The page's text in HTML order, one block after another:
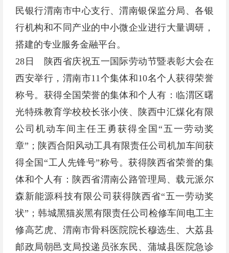
民银行渭南市中心支行、渭南银保监分局、各银
行机构和不同产业的中小微企业进行大量调研，
搭建的专业服务金融平台。
28日 陕西省庆祝五一国际劳动节暨表彰大会在
西安举行，渭南市11个集体和10名个人获得荣誉
称号。获得全国荣誉的集体和个人有：临渭区曙
光特殊教育学校校长张小侠、陕西中汇煤化有限
公司机动车间主任王勇获得全国“五一劳动奖
章”；陕西合阳风动工具有限责任公司机加车间获
得全国“工人先锋号”称号。获得陕西省荣誉的集
体和个人有：陕西省渭南公路管理局、载元派尔
森新能源科技有限公司获得陕西省“五一劳动奖
状”；韩城黑猫炭黑有限责任公司检修车间电工主
修高艺虎、渭南市骨科医院院长穆选生、大荔县
邮政局朝邑支局投递员张东民、蒲城县医院急诊